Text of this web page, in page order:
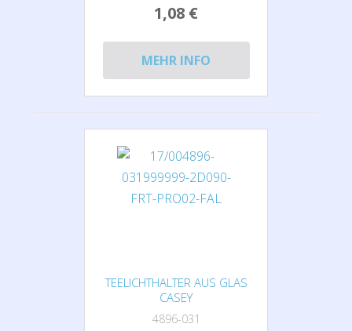
1,08 €
MEHR INFO
TEELICHTHALTER AUS GLAS
CASEY
4896-031